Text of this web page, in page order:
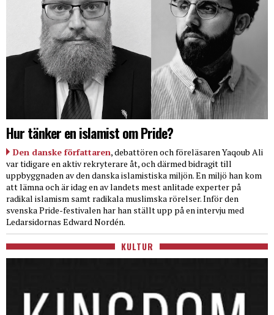
Hur tänker en islamist om Pride?
Den danske författaren, debattören och föreläsaren Yaqoub Ali
var tidigare en aktiv rekryterare åt, och därmed bidragit till
uppbyggnaden av den danska islamistiska miljön. En miljö han kom
att lämna och är idag en av landets mest anlitade experter på
radikal islamism samt radikala muslimska rörelser. Inför den
svenska Pride-festivalen har han ställt upp på en intervju med
Ledarsidornas Edward Nordén.
KULTUR